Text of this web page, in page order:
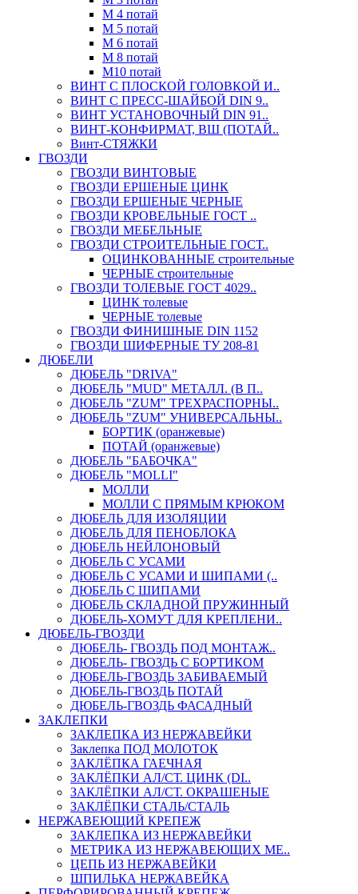
М 4 потай
М 5 потай
М 6 потай
М 8 потай
М10 потай
ВИНТ С ПЛОСКОЙ ГОЛОВКОЙ И..
ВИНТ С ПРЕСС-ШАЙБОЙ DIN 9..
ВИНТ УСТАНОВОЧНЫЙ DIN 91..
ВИНТ-КОНФИРМАТ, ВШ (ПОТАЙ..
Винт-СТЯЖКИ
ГВОЗДИ
ГВОЗДИ ВИНТОВЫЕ
ГВОЗДИ ЕРШЕНЫЕ ЦИНК
ГВОЗДИ ЕРШЕНЫЕ ЧЕРНЫЕ
ГВОЗДИ КРОВЕЛЬНЫЕ ГОСТ ..
ГВОЗДИ МЕБЕЛЬНЫЕ
ГВОЗДИ СТРОИТЕЛЬНЫЕ ГОСТ..
ОЦИНКОВАННЫЕ строительные
ЧЕРНЫЕ строительные
ГВОЗДИ ТОЛЕВЫЕ ГОСТ 4029..
ЦИНК толевые
ЧЕРНЫЕ толевые
ГВОЗДИ ФИНИШНЫЕ DIN 1152
ГВОЗДИ ШИФЕРНЫЕ ТУ 208-81
ДЮБЕЛИ
ДЮБЕЛЬ "DRIVA"
ДЮБЕЛЬ "MUD" МЕТАЛЛ. (В П..
ДЮБЕЛЬ "ZUM" ТРЕХРАСПОРНЫ..
ДЮБЕЛЬ "ZUM" УНИВЕРСАЛЬНЫ..
БОРТИК (оранжевые)
ПОТАЙ (оранжевые)
ДЮБЕЛЬ "БАБОЧКА"
ДЮБЕЛЬ "МOLLI"
МОЛЛИ
МОЛЛИ С ПРЯМЫМ КРЮКОМ
ДЮБЕЛЬ ДЛЯ ИЗОЛЯЦИИ
ДЮБЕЛЬ ДЛЯ ПЕНОБЛОКА
ДЮБЕЛЬ НЕЙЛОНОВЫЙ
ДЮБЕЛЬ С УСАМИ
ДЮБЕЛЬ С УСАМИ И ШИПАМИ (..
ДЮБЕЛЬ С ШИПАМИ
ДЮБЕЛЬ СКЛАДНОЙ ПРУЖИННЫЙ
ДЮБЕЛЬ-ХОМУТ ДЛЯ КРЕПЛЕНИ..
ДЮБЕЛЬ-ГВОЗДИ
ДЮБЕЛЬ- ГВОЗДЬ ПОД МОНТАЖ..
ДЮБЕЛЬ- ГВОЗДЬ С БОРТИКОМ
ДЮБЕЛЬ-ГВОЗДЬ ЗАБИВАЕМЫЙ
ДЮБЕЛЬ-ГВОЗДЬ ПОТАЙ
ДЮБЕЛЬ-ГВОЗДЬ ФАСАДНЫЙ
ЗАКЛЕПКИ
ЗАКЛЕПКА ИЗ НЕРЖАВЕЙКИ
Заклепка ПОД МОЛОТОК
ЗАКЛЁПКА ГАЕЧНАЯ
ЗАКЛЁПКИ АЛ/СТ. ЦИНК (DI..
ЗАКЛЁПКИ АЛ/СТ. ОКРАШЕНЫЕ
ЗАКЛЁПКИ СТАЛЬ/СТАЛЬ
НЕРЖАВЕЮЩИЙ КРЕПЕЖ
ЗАКЛЕПКА ИЗ НЕРЖАВЕЙКИ
МЕТРИКА ИЗ НЕРЖАВЕЮЩИХ МЕ..
ЦЕПЬ ИЗ НЕРЖАВЕЙКИ
ШПИЛЬКА НЕРЖАВЕЙКА